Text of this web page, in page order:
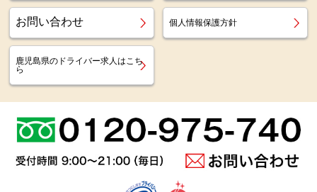
お問い合わせ 個人情報保護方針
鹿児島県のドライバー求人はこち
ら